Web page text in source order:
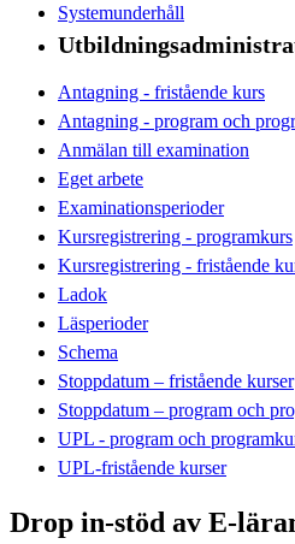
Systemunderhåll
Antagning - fristående kurs
Antagning - program och
Anmälan till examination
Eget arbete
Examinationsperioder
Kursregistrering - programkurs
Kursregistrering - fristående
Ladok
Läsperioder
Schema
Stoppdatum – fristående kurser
Stoppdatum – program och
UPL - program och
UPL-fristående kurser
Drop in-stöd av E-